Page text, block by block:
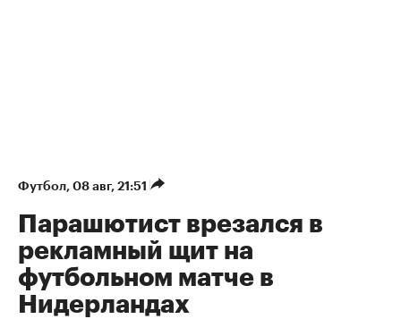
Футбол⁠, 08 авг, 21:51
Парашютист врезался в
рекламный щит на
футбольном матче в
Нидерландах